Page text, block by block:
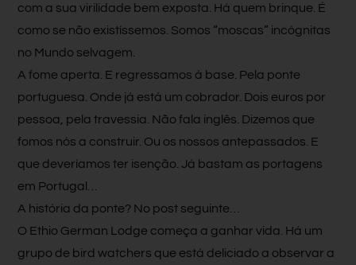
com a sua virilidade bem exposta. Há quem brinque. É
como se não existíssemos. Somos “moscas” incógnitas
no Mundo selvagem.
A fome aperta. E regressamos à base. Pela ponte
portuguesa. Onde já está um cobrador. Dois euros por
pessoa, pela travessia. Não fala inglês. Dizemos que
fomos nós a construir. Ou os nossos antepassados. E
que deveríamos ter isenção. Já bastam as portagens
em Portugal…
A história da ponte? No post seguinte…
O Ethio German Lodge começa a ganhar vida. Há um
grupo de bird watchers que está deliciado a observar a